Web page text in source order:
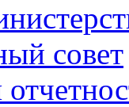
совет